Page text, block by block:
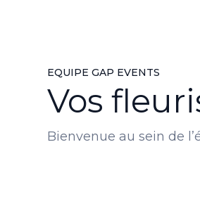
EQUIPE GAP EVENTS
Vos
Bienvenue au sein de